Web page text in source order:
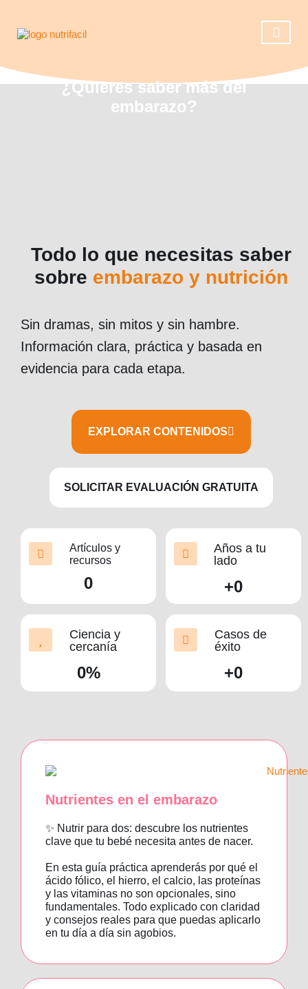
¿Quieres saber más del
embarazo?
Todo lo que necesitas saber
sobre embarazo y nutrición
Sin dramas, sin mitos y sin hambre.
Información clara, práctica y basada en
evidencia para cada etapa.
EXPLORAR CONTENIDOS
SOLICITAR EVALUACIÓN GRATUITA
Artículos y
recursos
0
Años a tu
lado
+0
Ciencia y
cercanía
0%
Casos de
éxito
+0
Nutrientes en el embarazo
✨ Nutrir para dos: descubre los nutrientes
clave que tu bebé necesita antes de nacer.
En esta guía práctica aprenderás por qué el
ácido fólico, el hierro, el calcio, las proteínas
y las vitaminas no son opcionales, sino
fundamentales. Todo explicado con claridad
y consejos reales para que puedas aplicarlo
en tu día a día sin agobios.